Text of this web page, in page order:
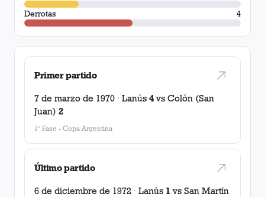
Derrotas
4
Primer partido
7 de marzo de 1970 · Lanús 4vs Colón (San
Juan) 2
1° Fase - Copa Argentina
Último partido
6 de diciembre de 1972 · Lanús 1 vs San Martín